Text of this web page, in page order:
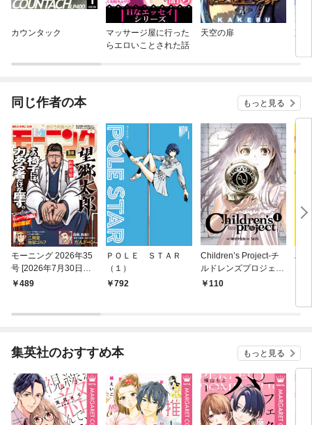
カウンタック
マッサージ屋に行った
らエロいことされた話
天空の扉 東
同じ作者の本 もっと見る
モーニング 2026年35
号 [2026年7月30日発
売]489
ＰＯＬＥ ＳＴＡＲ
（１）
792
Children’s Project-チ
ルドレンズプロジェク
ト- 1110
ハ
集英社のおすすめ本 もっと見る